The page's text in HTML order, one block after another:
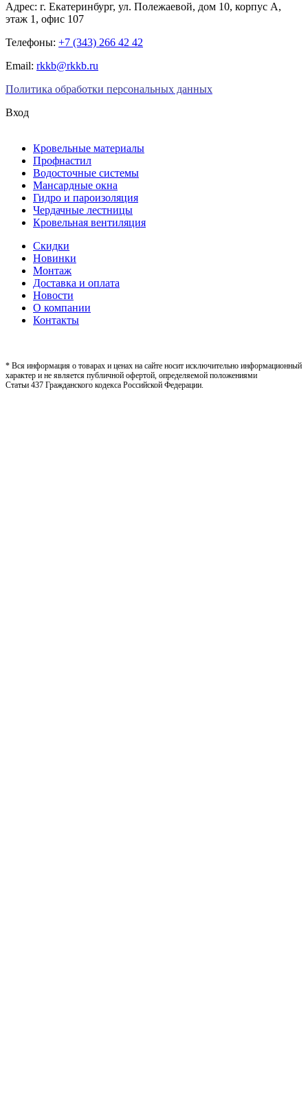
Адрес: г. Екатеринбург, ул. Полежаевой, дом 10, корпус А,
этаж 1, офис 107
Телефоны: +7 (343) 266 42 42
Email: rkkb@rkkb.ru
Политика обработки персональных данных
Вход
Кровельные материалы
Профнастил
Водосточные системы
Мансардные окна
Гидро и пароизоляция
Чердачные лестницы
Кровельная вентиляция
Скидки
Новинки
Монтаж
Доставка и оплата
Новости
О компании
Контакты
* Вся информация о товарах и ценах на сайте носит исключительно информационный
характер и не является публичной офертой, определяемой положениями
Статьи 437 Гражданского кодекса Российской Федерации.